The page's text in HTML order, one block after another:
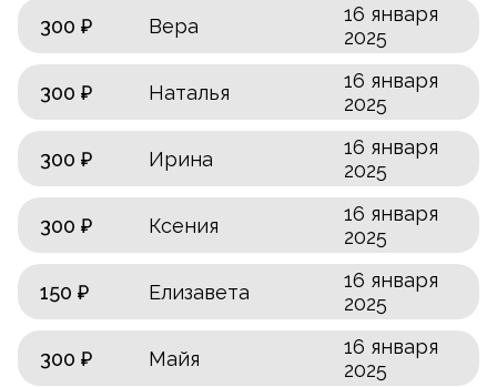
300 ₽ Вера
16 января
2025
300 ₽ Наталья
16 января
2025
300 ₽ Ирина
16 января
2025
300 ₽ Ксения
16 января
2025
150 ₽ Елизавета
16 января
2025
300 ₽ Майя
16 января
2025